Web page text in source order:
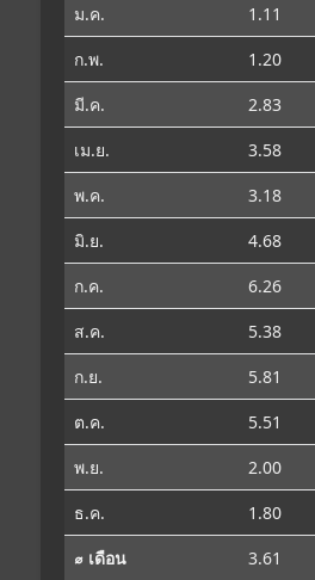
ม.ค. 1.11
ก.พ.
1.20
มี.ค.
2.83
เม.ย.
3.58
พ.ค.
3.18
มิ.ย.
4.68
ก.ค.
6.26
ส.ค.
5.38
ก.ย.
5.81
ต.ค.
5.51
พ.ย.
2.00
ธ.ค.
1.80
⌀ เดือน
3.61